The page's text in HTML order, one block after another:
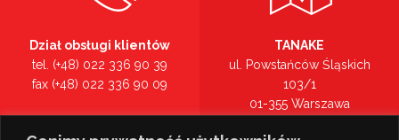
Dział obsługi klientów
tel. (+48) 022 336 90 39
fax (+48) 022 336 90 09
TANAKE
ul. Powstańców Śląskich
103/1
01-355 Warszawa